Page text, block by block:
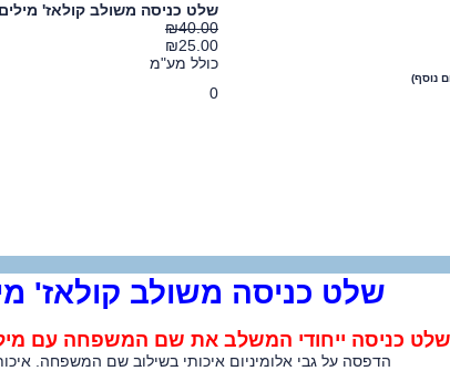
שלט כניסה משולב קולאז' מילים
₪40.00
₪25.00
כולל מע"מ
נוסף)
0
שלט כניסה משולב קולאז'
שלט כניסה ייחודי המשלב את שם המשפחה עם
הדפסה על גבי אלומיניום איכותי בשילוב שם המשפחה.